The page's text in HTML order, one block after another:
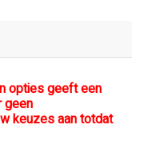
opties geeft een
geen
keuzes aan totdat